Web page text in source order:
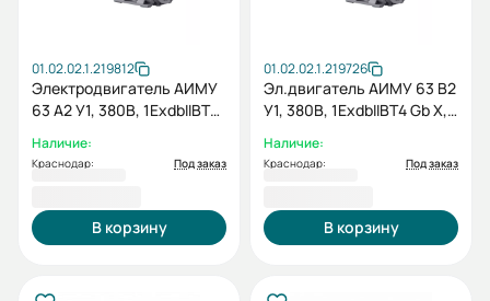
01.02.02.1.219812
Электродвигатель АИМУ
63 А2 У1, 380В, 1ExdbIIBT4
Наличие:
Краснодар: Под заказ
В корзину
01.02.02.1.219726
Эл.двигатель АИМУ 63 В2
У1, 380В, 1ExdbIIBT4 Gb X,
Наличие:
Краснодар: Под заказ
В корзину